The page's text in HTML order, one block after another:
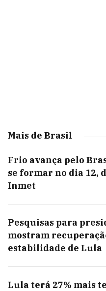
Mais de Brasil
Frio avança pelo
se formar no dia 12,
Inmet
Pesquisas para
mostram
estabilidade de Lula
Lula terá 27% mais